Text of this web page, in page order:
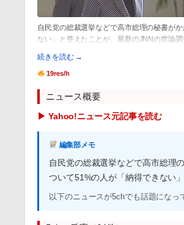
自民党の総裁選挙などで高市総理の秘書が
ない」と答えたことが、最新のJNNの世論
続きを読む →
19res/h
ニュース概要
▶ Yahoo!ニュース元記事を読む
編集部メモ
自民党の総裁選挙などで高市総理
ついて51%の人が「納得できない
以下のニュースが5chでも話題になっ